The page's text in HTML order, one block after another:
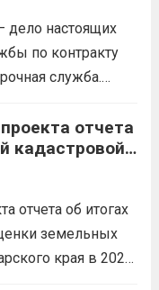
дело настоящих
по контракту
служба.
согласия,
срока
предоставляет
отчета
кадастровой
на
отчета об итогах
земельных
края в 2026